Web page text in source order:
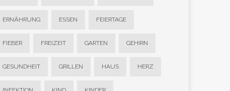
ERNÄHRUNG ESSEN FEIERTAGE
FIEBER FREIZEIT GARTEN GEHIRN
GESUNDHEIT GRILLEN HAUS HERZ